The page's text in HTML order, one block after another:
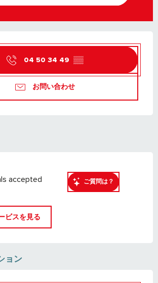
ご質問は？
04 50 34 49 ▒▒
お問い合わせ
accepted
ビスを見る
ョン